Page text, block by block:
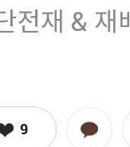
재 & 재
9